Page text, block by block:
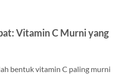
Vitamin C Murni yang
bentuk vitamin C paling murni